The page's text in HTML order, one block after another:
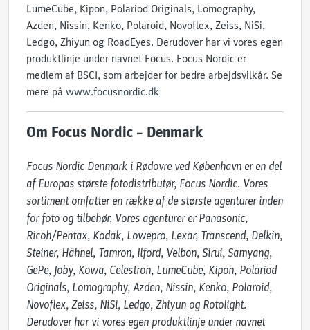
LumeCube, Kipon, Polariod Originals, Lomography,
Azden, Nissin, Kenko, Polaroid, Novoflex, Zeiss, NiSi,
Ledgo, Zhiyun og RoadEyes. Derudover har vi vores egen
produktlinje under navnet Focus. Focus Nordic er
medlem af BSCI, som arbejder for bedre arbejdsvilkår. Se
mere på www.focusnordic.dk
Om Focus Nordic – Denmark
Focus Nordic Denmark i Rødovre ved København er en del
af Europas største fotodistributør, Focus Nordic. Vores
sortiment omfatter en række af de største agenturer inden
for foto og tilbehør. Vores agenturer er Panasonic,
Ricoh/Pentax, Kodak, Lowepro, Lexar, Transcend, Delkin,
Steiner, Hähnel, Tamron, Ilford, Velbon, Sirui, Samyang,
GePe, Joby, Kowa, Celestron, LumeCube, Kipon, Polariod
Originals, Lomography, Azden, Nissin, Kenko, Polaroid,
Novoflex, Zeiss, NiSi, Ledgo, Zhiyun og Rotolight.
Derudover har vi vores egen produktlinje under navnet